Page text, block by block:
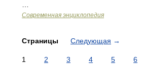
Современная энциклопедия
Страницы Следующая →
1 2 3 4 5 6